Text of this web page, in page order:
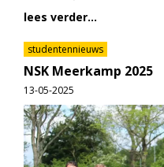
lees verder...
studentennieuws
NSK Meerkamp 2025
13-05-2025